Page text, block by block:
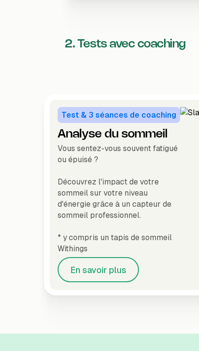
2. Tests avec coaching
Test & 3 séances de coaching
Analyse du sommeil
Vous sentez-vous souvent fatigué
ou épuisé ?
Découvrez l'impact de votre
sommeil sur votre niveau
d'énergie grâce à un capteur de
sommeil professionnel.
* y compris un tapis de sommeil
Withings
En savoir plus